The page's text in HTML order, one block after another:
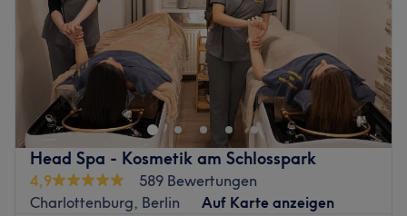
Sonntag
13:00
„Wenn du zu meinem Home-Studio willst, geh über die
Avenue Charles de Gaulle, pass auf den Spielplatz mit
dem Trampolin auf – und dann bist du in der Rue
Georges Vallerey 2.“
Ich freu mich auf dich
Das Team:
Head Spa - Kosmetik am Schlosspark
4,9
589 Bewertungen
Charlottenburg, Berlin
Auf Karte anzeigen